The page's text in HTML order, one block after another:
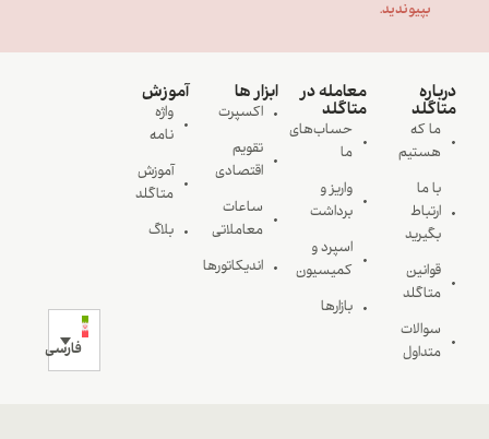
بپیوندید.
درباره
متاگلد
ما که
هستیم
با ما
ارتباط
بگیرید
قوانین
متاگلد
سوالات
متداول
معامله در
متاگلد
حساب‌های
ما
واریز و
برداشت
اسپرد و
کمیسیون
بازارها
ابزار ها
اکسپرت
تقویم
اقتصادی
ساعات
معاملاتی
اندیکاتورها
آموزش
واژه
نامه
آموزش
متاگلد
بلاگ
فارسی